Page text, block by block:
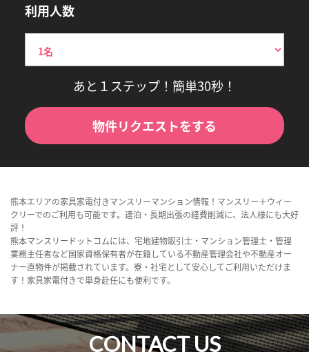
利用人数
あと１ステップ！簡単30秒！
物件リクエストをする
熊本エリアの家具家電付きマンスリーマンション情報！マンスリー＋ウィー
クリーでのご利用も可能です。連泊・長期出張の経費削減に、法人様にも大好
評！
熊本マンスリードットコムには、宅地建物取引士・マンション管理士・管理
業務主任者など国家資格保有者が在籍している不動産管理会社や不動産オー
ナー直物件が掲載されています。寮・社宅として安心してご利用いただけま
す！家具家電付きで単身赴任にも便利です。
CONTACT US